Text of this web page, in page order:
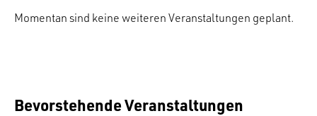
Momentan sind keine weiteren Veranstaltungen geplant.
Bevorstehende Veranstaltungen